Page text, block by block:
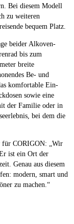
Bei diesem Modell
zu weiteren
bequem Platz.
beider Alkoven-
bis zum
breite
Be- und
komfortable Ein-
sowie eine
der Familie oder in
bei dem die
für CORIGON: „Wir
ist ein Ort der
Genau aus diesem
modern, smart und
zu machen.“